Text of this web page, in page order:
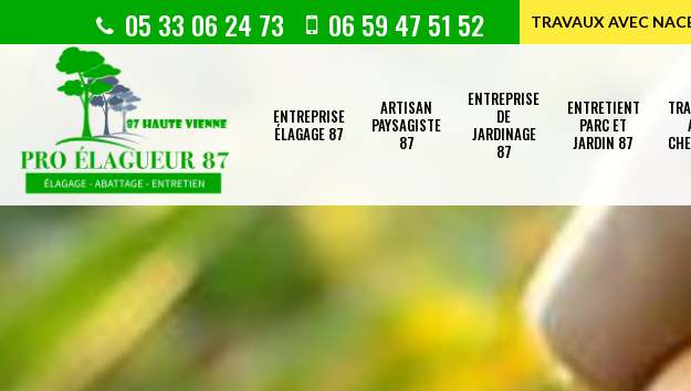
05 33 06 24 73 06 59 47 51 52 TRAVAUX AVEC
ENTREPRISE
ÉLAGAGE 87
ARTISAN
PAYSAGISTE
87
ENTREPRISE
DE
JARDINAGE
87
ENTRETIENT
PARC ET
JARDIN 87